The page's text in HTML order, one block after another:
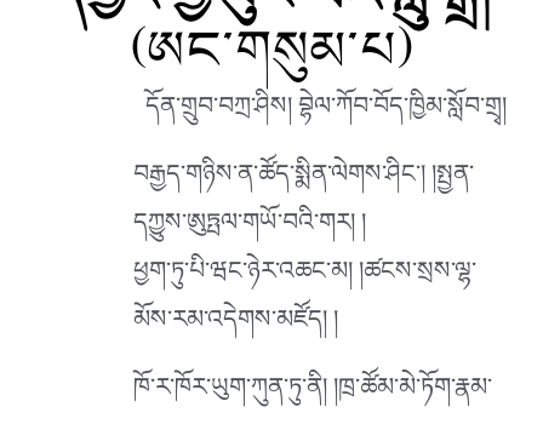
(ཨང་གསུམ་པ)
དོན་གྲུབ་བཀྲ་ཤིས། བྷེལ་ཀོབ་བོད་ཁྱིམ་སློབ་གྲྭ།
བརྒྱད་གཉིས་ན་ཚོད་སྨིན་ལེགས་ཤིང༌། །སྤྱན་
དཀྱུས་ཨུཏྤལ་གཡོ་བའི་གར། །
ཕྱག་ཏུ་པི་ཝང་ཉེར་འཆང་མ། །ཚངས་སྲས་ལྷ་
མོས་རམ་འདེགས་མཛོད། །
ཁོ་ར་ཁོར་ཡུག་ཀུན་ཏུ་ནི། །ཁྲ་ཚོམ་མེ་ཏོག་རྣམ་